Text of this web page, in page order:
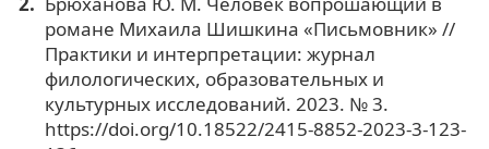
романе Михаила Шишкина «Письмовник» //
Практики и интерпретации: журнал
филологических, образовательных и
культурных исследований. 2023. № 3.
https://doi.org/10.18522/2415-8852-2023-3-123-